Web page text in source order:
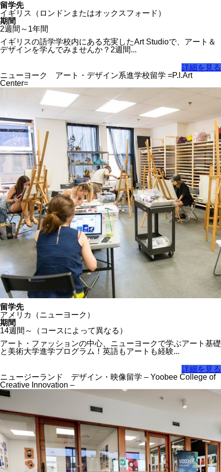
留学先
イギリス（ロンドンまたはオックスフォード）
期間
2週間～1年間
イギリスの語学学校内にある充実したArt Studioで、アート＆
デザインを学んでみませんか？2週間...
詳細を見る
ニューヨーク アート・デザイン系進学校留学 =P.I.Art
Center=
留学先
アメリカ（ニューヨーク）
期間
14週間～（コースによって異なる）
アート・ファッションの中心、ニューヨークで学ぶアート基礎
と美術大学進学プログラム！英語もアートも経験...
詳細を見る
ニュージーランド デザイン・映像留学 – Yoobee College of
Creative Innovation –